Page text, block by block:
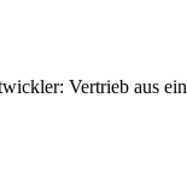
Vertrieb aus